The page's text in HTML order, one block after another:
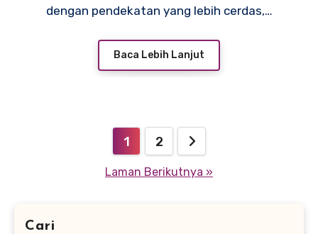
dengan pendekatan yang lebih cerdas,…
Baca Lebih Lanjut
1 2
Laman Berikutnya »
Cari